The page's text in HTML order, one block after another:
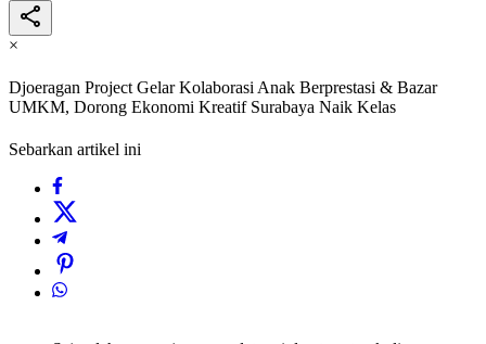
×
Djoeragan Project Gelar Kolaborasi Anak Berprestasi & Bazar
UMKM, Dorong Ekonomi Kreatif Surabaya Naik Kelas
Sebarkan artikel ini